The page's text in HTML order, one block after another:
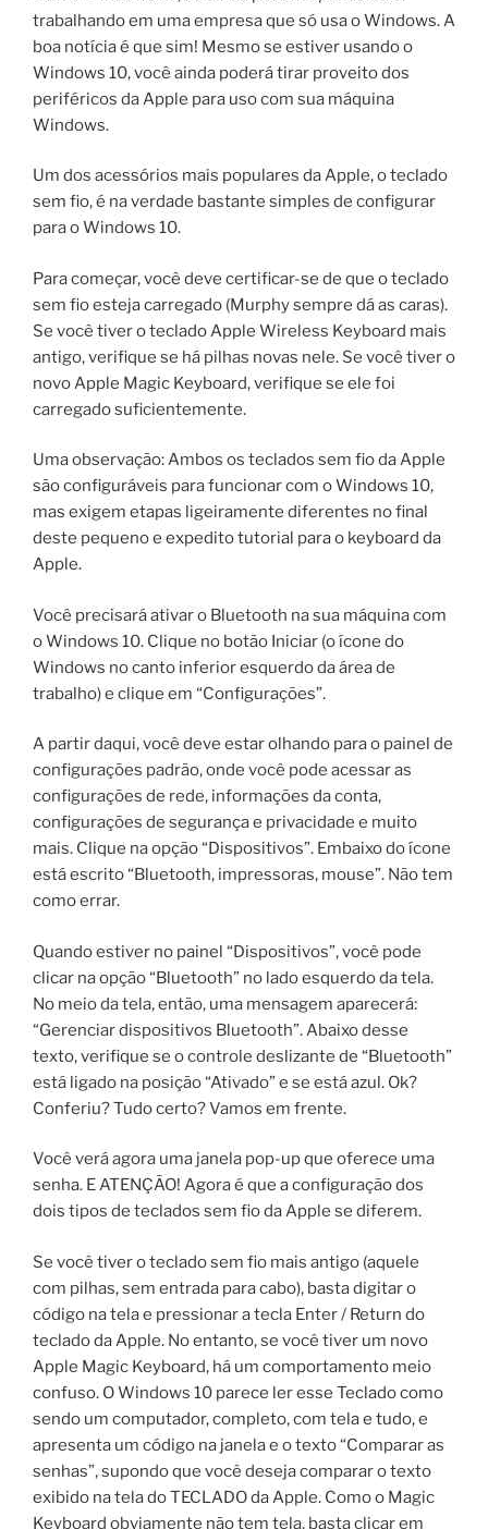
trabalhando em uma empresa que só usa o Windows. A
boa notícia é que sim! Mesmo se estiver usando o
Windows 10, você ainda poderá tirar proveito dos
periféricos da Apple para uso com sua máquina
Windows.
Um dos acessórios mais populares da Apple, o teclado
sem fio, é na verdade bastante simples de configurar
para o Windows 10.
Para começar, você deve certificar-se de que o teclado
sem fio esteja carregado (Murphy sempre dá as caras).
Se você tiver o teclado Apple Wireless Keyboard mais
antigo, verifique se há pilhas novas nele. Se você tiver o
novo Apple Magic Keyboard, verifique se ele foi
carregado suficientemente.
Uma observação: Ambos os teclados sem fio da Apple
são configuráveis ​​para funcionar com o Windows 10,
mas exigem etapas ligeiramente diferentes no final
deste pequeno e expedito tutorial para o keyboard da
Apple.
Você precisará ativar o Bluetooth na sua máquina com
o Windows 10. Clique no botão Iniciar (o ícone do
Windows no canto inferior esquerdo da área de
trabalho) e clique em “Configurações”.
A partir daqui, você deve estar olhando para o painel de
configurações padrão, onde você pode acessar as
configurações de rede, informações da conta,
configurações de segurança e privacidade e muito
mais. Clique na opção “Dispositivos”. Embaixo do ícone
está escrito “Bluetooth, impressoras, mouse”. Não tem
como errar.
Quando estiver no painel “Dispositivos”, você pode
clicar na opção “Bluetooth” no lado esquerdo da tela.
No meio da tela, então, uma mensagem aparecerá:
“Gerenciar dispositivos Bluetooth”. Abaixo desse
texto, verifique se o controle deslizante de “Bluetooth”
está ligado na posição “Ativado” e se está azul. Ok?
Conferiu? Tudo certo? Vamos em frente.
Você verá agora uma janela pop-up que oferece uma
senha. E ATENÇÃO! Agora é que a configuração dos
dois tipos de teclados sem fio da Apple se diferem.
Se você tiver o teclado sem fio mais antigo (aquele
com pilhas, sem entrada para cabo), basta digitar o
código na tela e pressionar a tecla Enter / Return do
teclado da Apple. No entanto, se você tiver um novo
Apple Magic Keyboard, há um comportamento meio
confuso. O Windows 10 parece ler esse Teclado como
sendo um computador, completo, com tela e tudo, e
apresenta um código na janela e o texto “Comparar as
senhas”, supondo que você deseja comparar o texto
exibido na tela do TECLADO da Apple. Como o Magic
Keyboard obviamente não tem tela, basta clicar em